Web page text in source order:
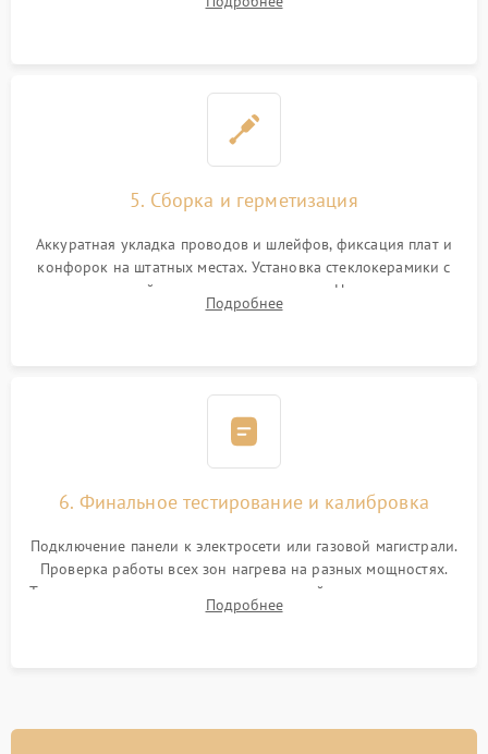
дорожек. Очистка контактов и замена поврежденной
5. Сборка и герметизация
Аккуратная укладка проводов и шлейфов, фиксация плат и
конфорок на штатных местах. Установка стеклокерамики с
проверкой равномерности зазоров. Нанесение
термостойкого герметика или укладка уплотнительной
Подробнее
6. Финальное тестирование и калибровка
Подключение панели к электросети или газовой магистрали.
Проверка работы всех зон нагрева на разных мощностях.
Тестирование сенсорного управления, таймера, индикаторов
остаточного тепла и систем защиты от перегрева.
Подробнее